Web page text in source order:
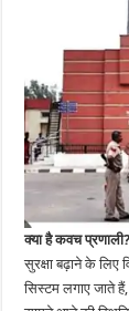
क्या है कवच प्रणाली?
सुरक्षा बढ़ाने के
सिस्टम लगाए जाते